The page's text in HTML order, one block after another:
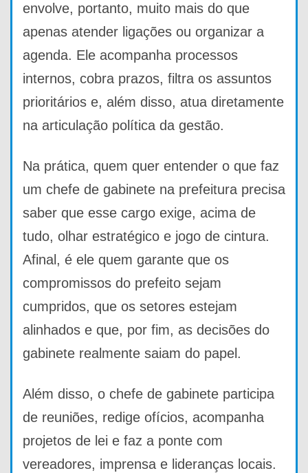
envolve, portanto, muito mais do que
apenas atender ligações ou organizar a
agenda. Ele acompanha processos
internos, cobra prazos, filtra os assuntos
prioritários e, além disso, atua diretamente
na articulação política da gestão.
Na prática, quem quer entender o que faz
um chefe de gabinete na prefeitura precisa
saber que esse cargo exige, acima de
tudo, olhar estratégico e jogo de cintura.
Afinal, é ele quem garante que os
compromissos do prefeito sejam
cumpridos, que os setores estejam
alinhados e que, por fim, as decisões do
gabinete realmente saiam do papel.
Além disso, o chefe de gabinete participa
de reuniões, redige ofícios, acompanha
projetos de lei e faz a ponte com
vereadores, imprensa e lideranças locais.